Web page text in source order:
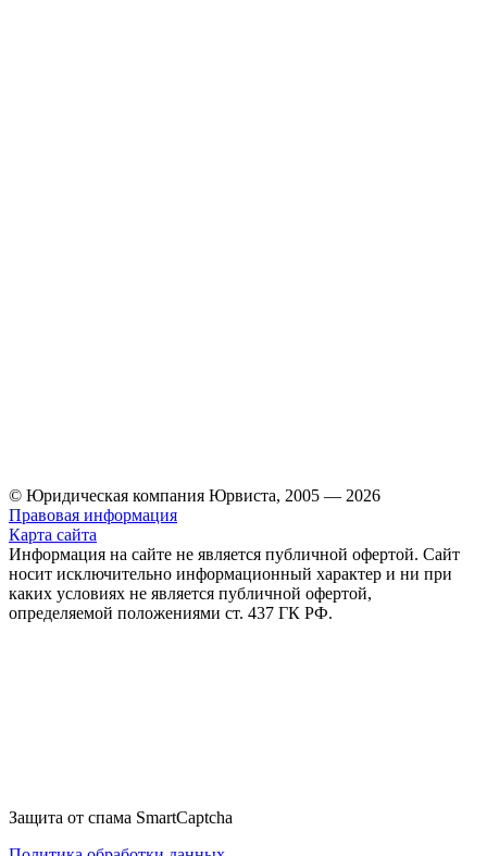
© Юридическая компания Юрвиста, 2005 — 2026
Правовая информация
Карта сайта
Информация на сайте не является публичной офертой. Cайт
носит исключительно информационный характер и ни при
каких условиях не является публичной офертой,
определяемой положениями ст. 437 ГК РФ.
Защита от спама SmartCaptcha